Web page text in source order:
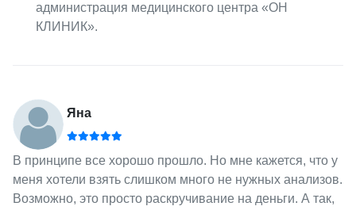
администрация медицинского центра «ОН
КЛИНИК».
Яна
В принципе все хорошо прошло. Но мне кажется, что у
меня хотели взять слишком много не нужных анализов.
Возможно, это просто раскручивание на деньги. А так,